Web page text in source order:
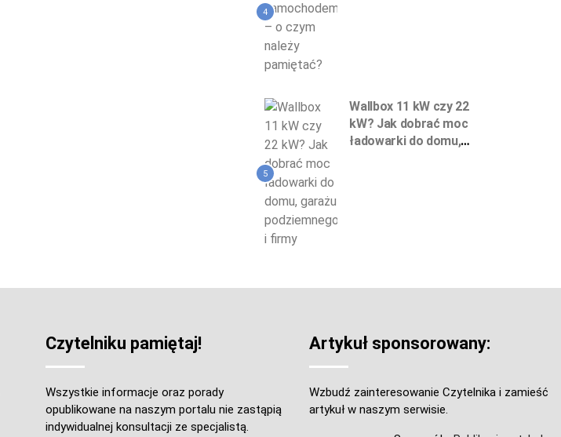
4
5
Wallbox 11 kW czy 22
kW? Jak dobrać moc
ładowarki do domu,
Czytelniku pamiętaj!
Wszystkie informacje oraz porady
opublikowane na naszym portalu nie zastąpią
indywidualnej konsultacji ze specjalistą.
Artykuł sponsorowany:
Wzbudź zainteresowanie Czytelnika i zamieść
artykuł w naszym serwisie.